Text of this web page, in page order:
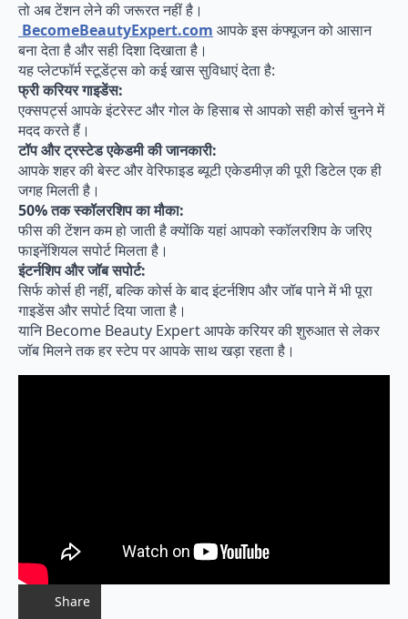
तो अब टेंशन लेने की जरूरत नहीं है।
BecomeBeautyExpert.com आपके इस कंफ्यूजन को आसान
बना देता है और सही दिशा दिखाता है।
यह प्लेटफॉर्म स्टूडेंट्स को कई खास सुविधाएं देता है:
फ्री करियर गाइडेंस:
एक्सपर्ट्स आपके इंटरेस्ट और गोल के हिसाब से आपको सही कोर्स चुनने में
मदद करते हैं।
टॉप और ट्रस्टेड एकेडमी की जानकारी:
आपके शहर की बेस्ट और वेरिफाइड ब्यूटी एकेडमीज़ की पूरी डिटेल एक ही
जगह मिलती है।
50% तक स्कॉलरशिप का मौका:
फीस की टेंशन कम हो जाती है क्योंकि यहां आपको स्कॉलरशिप के जरिए
फाइनेंशियल सपोर्ट मिलता है।
इंटर्नशिप और जॉब सपोर्ट:
सिर्फ कोर्स ही नहीं, बल्कि कोर्स के बाद इंटर्नशिप और जॉब पाने में भी पूरा
गाइडेंस और सपोर्ट दिया जाता है।
यानि Become Beauty Expert आपके करियर की शुरुआत से लेकर
जॉब मिलने तक हर स्टेप पर आपके साथ खड़ा रहता है।
Share